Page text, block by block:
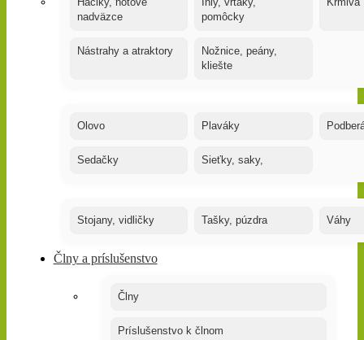
Háčiky, hotové
nadväzce
Ihly, vrtáky,
pomôcky
Krmivá
Nástrahy a atraktory
Nožnice, peány,
kliešte
Olovo Plaváky
Sedačky Sieťky, saky,
Stojany, vidličky Tašky, púzdra Váhy
Člny a príslušenstvo
Člny
Príslušenstvo k člnom